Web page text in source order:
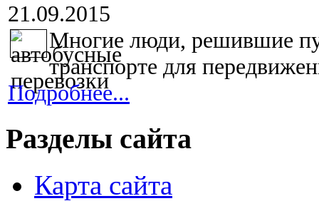
21.09.2015
Многие люди, решившие
транспорте для
Подробнее...
Разделы сайта
Карта сайта